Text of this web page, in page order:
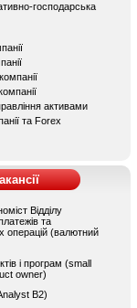
господарська
активами
та Forex
Відділу
та
операцій (валютний
і програм (small
owner)
B2)